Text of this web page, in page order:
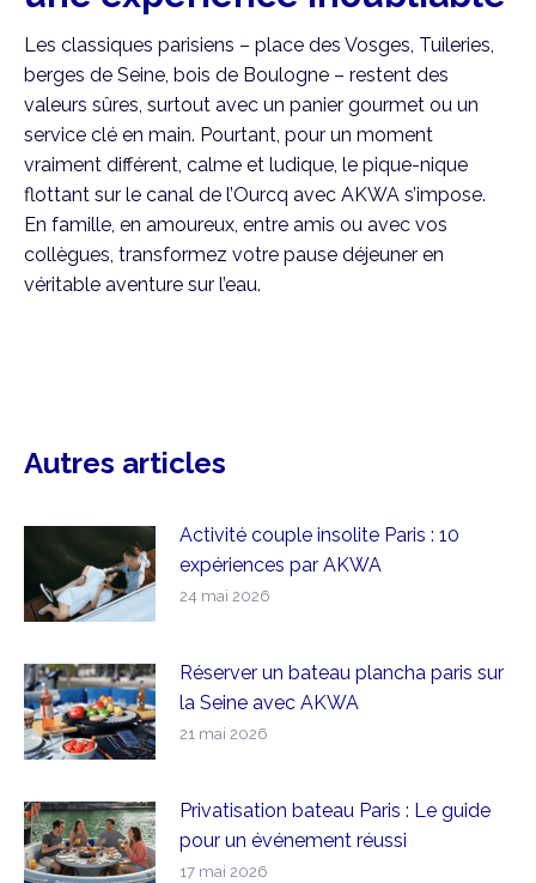
Les classiques parisiens – place des Vosges, Tuileries,
berges de Seine, bois de Boulogne – restent des
valeurs sûres, surtout avec un panier gourmet ou un
service clé en main. Pourtant, pour un moment
vraiment différent, calme et ludique, le pique-nique
flottant sur le canal de l’Ourcq avec AKWA s’impose.
En famille, en amoureux, entre amis ou avec vos
collègues, transformez votre pause déjeuner en
véritable aventure sur l’eau.
Autres articles
Activité couple insolite Paris : 10
expériences par AKWA
24 mai 2026
Réserver un bateau plancha paris sur
la Seine avec AKWA
21 mai 2026
Privatisation bateau Paris : Le guide
pour un événement réussi
17 mai 2026